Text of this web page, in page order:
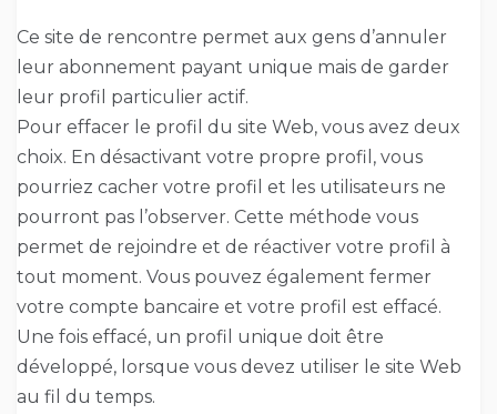
Ce site de rencontre permet aux gens d’annuler
leur abonnement payant unique mais de garder
leur profil particulier actif.
Pour effacer le profil du site Web, vous avez deux
choix. En désactivant votre propre profil, vous
pourriez cacher votre profil et les utilisateurs ne
pourront pas l’observer. Cette méthode vous
permet de rejoindre et de réactiver votre profil à
tout moment. Vous pouvez également fermer
votre compte bancaire et votre profil est effacé.
Une fois effacé, un profil unique doit être
développé, lorsque vous devez utiliser le site Web
au fil du temps.